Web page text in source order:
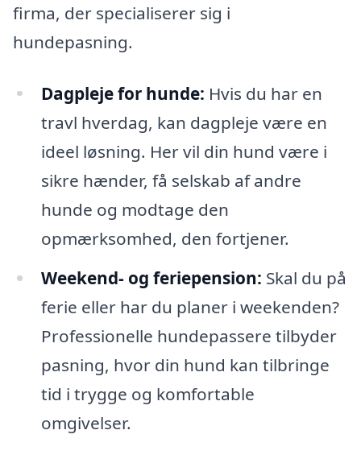
firma, der specialiserer sig i
hundepasning.
Dagpleje for hunde: Hvis du har en
travl hverdag, kan dagpleje være en
ideel løsning. Her vil din hund være i
sikre hænder, få selskab af andre
hunde og modtage den
opmærksomhed, den fortjener.
Weekend- og feriepension: Skal du på
ferie eller har du planer i weekenden?
Professionelle hundepassere tilbyder
pasning, hvor din hund kan tilbringe
tid i trygge og komfortable
omgivelser.